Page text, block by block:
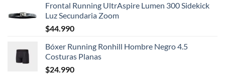
Frontal Running UltrAspire Lumen 300 Sidekick
Luz Secundaria Zoom
$44.990
Bóxer Running Ronhill Hombre Negro 4.5
Costuras Planas
$24.990